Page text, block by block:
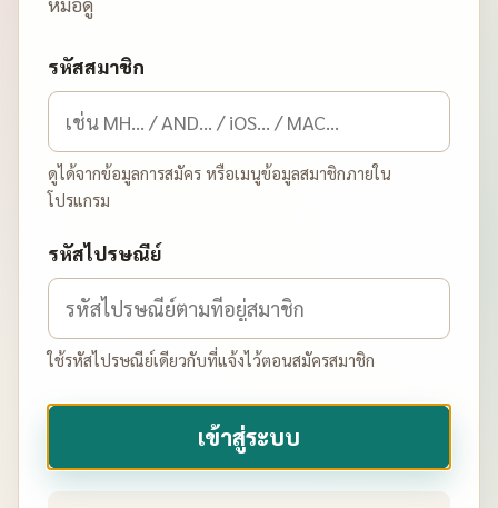
รหัสสมาชิก
ดูได้จากข้อมูลการสมัคร หรือเมนูข้อมูลสมาชิกภายใน
โปรแกรม
รหัสไปรษณีย์
ใช้รหัสไปรษณีย์เดียวกับที่แจ้งไว้ตอนสมัครสมาชิก